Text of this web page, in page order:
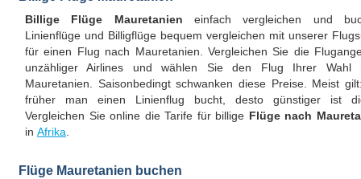
Billige Flüge Mauretanien einfach vergleichen und
Linienflüge und Billigflüge bequem vergleichen mit unserer
für einen Flug nach Mauretanien. Vergleichen Sie die
unzähliger Airlines und wählen Sie den Flug Ihrer Wahl
Mauretanien. Saisonbedingt schwanken diese Preise. Meist
früher man einen Linienflug bucht, desto günstiger ist
Vergleichen Sie online die Tarife für billige Flüge nach
in Afrika.
Flüge Mauretanien buchen